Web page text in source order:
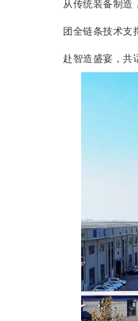
从传统装备制造
团全链条技术支
赴智造盛宴，共